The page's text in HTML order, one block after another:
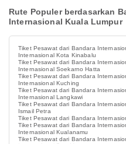
Rute Populer berdasarkan
Internasional Kuala Lumpur
Tiket Pesawat dari Bandara
Internasional Kota Kinabalu
Tiket Pesawat dari Bandara
Internasional Soekarno Hatta
Tiket Pesawat dari Bandara
Internasional Kuching
Tiket Pesawat dari Bandara
Internasional Langkawi
Tiket Pesawat dari Bandara
Ismail Petra
Tiket Pesawat dari Bandara
Tiket Pesawat dari Bandara
Internasional Kualanamu
Tiket Pesawat dari Bandara